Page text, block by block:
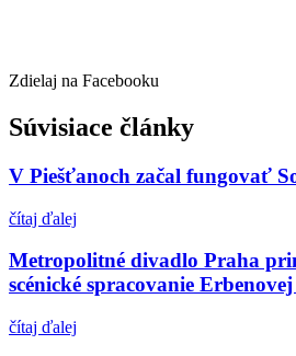
Zdielaj na Facebooku
Súvisiace články
V Piešťanoch začal fungovať
čítaj ďalej
Metropolitné divadlo Praha
scénické spracovanie
čítaj ďalej